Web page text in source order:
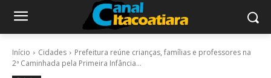
Início Cidades
Prefeitura reúne crianças, famílias e professores na
2ª Caminhada pela Primeira Infância...